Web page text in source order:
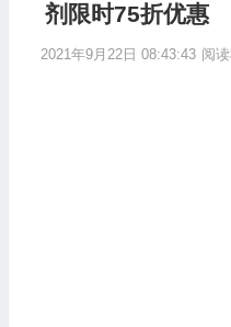
剂限时75折优惠
2021年9月22日 08:43:43 阅